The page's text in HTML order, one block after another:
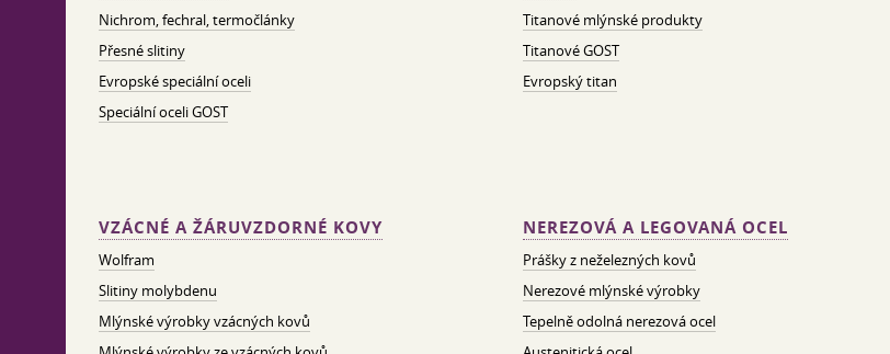
Nichrom, fechral, termočlánky
Přesné slitiny
Evropské speciální oceli
Speciální oceli GOST
Titanové mlýnské produkty
Titanové GOST
Evropský titan
VZÁCNÉ A ŽÁRUVZDORNÉ KOVY
Wolfram
Slitiny molybdenu
Mlýnské výrobky vzácných kovů
NEREZOVÁ A LEGOVANÁ OCEL
Prášky z neželezných kovů
Nerezové mlýnské výrobky
Tepelně odolná nerezová ocel